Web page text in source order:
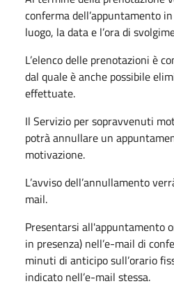
conferma dell’appuntamento
luogo, la data e l’ora di
L’elenco delle prenotazioni è
dal quale è anche possibile
effettuate.
Il Servizio per sopravvenuti
potrà annullare un
motivazione.
L’avviso dell’annullamento
mail.
Presentarsi all'appuntamento
in presenza) nell’e-mail di
minuti di anticipo sull’orario
indicato nell’e-mail stessa.